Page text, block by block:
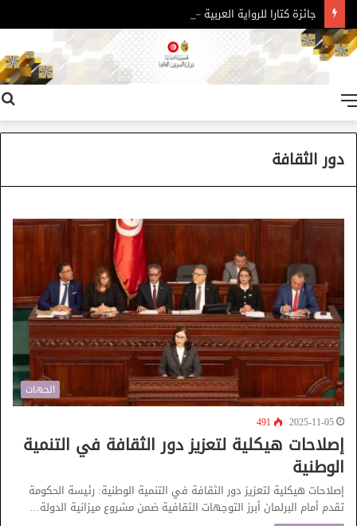
جائزة كتارا للرواية العربية – الدورة 11
دور الثقافة
الجهات
2025-11-05
491
إصلاحات هيكلية لتعزيز دور الثقافة في التنمية
الوطنية
إصلاحات هيكلية لتعزيز دور الثقافة في التنمية الوطنية: رئيسة الحكومة
تقدم أمام البرلمان أبرز التوجهات الثقافية ضمن مشروع ميزانية الدولة…